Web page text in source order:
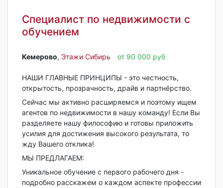
Специалист по недвижимости с
обучением
Кемерово‎, Этажи Сибирь от 90 000 руб
НАШИ ГЛАВНЫЕ ПРИНЦИПЫ - это честность,
открытость, прозрачность, драйв и партнёрство.
Сейчас мы активно расширяемся и поэтому ищем
агентов по недвижимости в нашу команду! Если Вы
разделяете нашу философию и готовы приложить
усилия для достижения высокого результата, то
жду Вашего отклика!
МЫ ПРЕДЛАГАЕМ:
Уникальное обучение с первого рабочего дня -
подробно расскажем о каждом аспекте профессии